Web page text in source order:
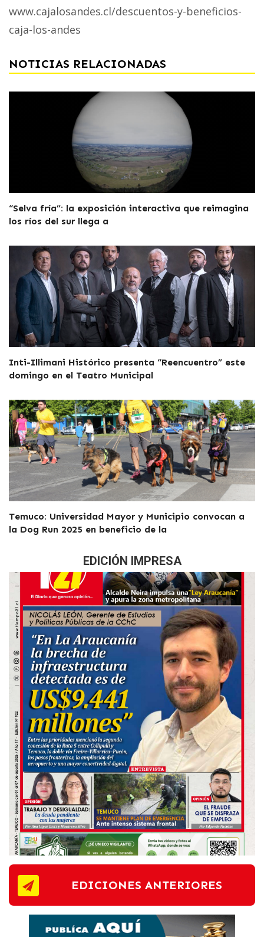
www.cajalosandes.cl/descuentos-y-beneficios-
caja-los-andes
NOTICIAS RELACIONADAS
“Selva fría”: la exposición interactiva que reimagina
los ríos del sur llega a
Inti-Illimani Histórico presenta “Reencuentro” este
domingo en el Teatro Municipal
Temuco: Universidad Mayor y Municipio convocan a
la Dog Run 2025 en beneficio de la
EDICIÓN IMPRESA
EDICIONES ANTERIORES